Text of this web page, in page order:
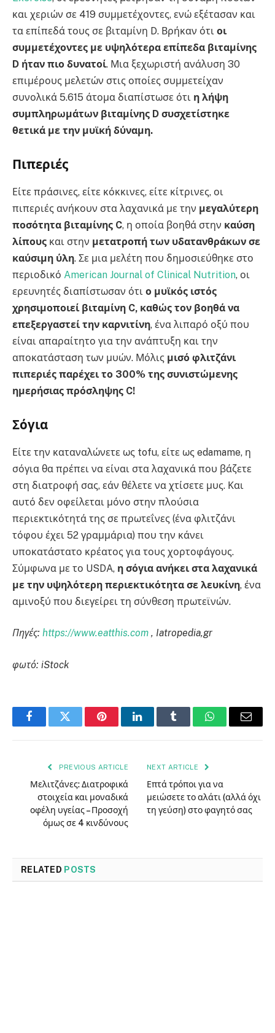
και χεριών σε 419 συμμετέχοντες, ενώ εξέτασαν και
τα επίπεδά τους σε βιταμίνη D. Βρήκαν ότι οι
συμμετέχοντες με υψηλότερα επίπεδα βιταμίνης
D ήταν πιο δυνατοί. Μια ξεχωριστή ανάλυση 30
επιμέρους μελετών στις οποίες συμμετείχαν
συνολικά 5.615 άτομα διαπίστωσε ότι η λήψη
συμπληρωμάτων βιταμίνης D συσχετίστηκε
θετικά με την μυϊκή δύναμη.
Πιπεριές
Είτε πράσινες, είτε κόκκινες, είτε κίτρινες, οι
πιπεριές ανήκουν στα λαχανικά με την μεγαλύτερη
ποσότητα βιταμίνης C, η οποία βοηθά στην καύση
λίπους και στην μετατροπή των υδατανθράκων σε
καύσιμη ύλη. Σε μια μελέτη που δημοσιεύθηκε στο
περιοδικό American Journal of Clinical Nutrition, οι
ερευνητές διαπίστωσαν ότι ο μυϊκός ιστός
χρησιμοποιεί βιταμίνη C, καθώς τον βοηθά να
επεξεργαστεί την καρνιτίνη, ένα λιπαρό οξύ που
είναι απαραίτητο για την ανάπτυξη και την
αποκατάσταση των μυών. Μόλις μισό φλιτζάνι
πιπεριές παρέχει το 300% της συνιστώμενης
ημερήσιας πρόσληψης C!
Σόγια
Είτε την καταναλώνετε ως tofu, είτε ως edamame, η
σόγια θα πρέπει να είναι στα λαχανικά που βάζετε
στη διατροφή σας, εάν θέλετε να χτίσετε μυς. Και
αυτό δεν οφείλεται μόνο στην πλούσια
περιεκτικότητά της σε πρωτεΐνες (ένα φλιτζάνι
τόφου έχει 52 γραμμάρια) που την κάνει
υποκατάστατο κρέατος για τους χορτοφάγους.
Σύμφωνα με το USDA, η σόγια ανήκει στα λαχανικά
με την υψηλότερη περιεκτικότητα σε λευκίνη, ένα
αμινοξύ που διεγείρει τη σύνθεση πρωτεϊνών.
Πηγές: https://www.eatthis.com , Iatropedia,gr
φωτό: iStock
FacebookTwitter PinterestLinkedInTumblr WhatsAppEmail
PREVIOUS ARTICLE
Μελιτζάνες: Διατροφικά
στοιχεία και μοναδικά
οφέλη υγείας – Προσοχή
όμως σε 4 κινδύνους
NEXT ARTICLE
Επτά τρόποι για να
μειώσετε το αλάτι (αλλά όχι
τη γεύση) στο φαγητό σας
RELATED POSTS